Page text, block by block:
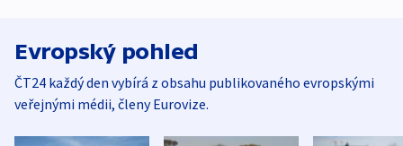
Evropský pohled
ČT24 každý den vybírá z obsahu publikovaného evropskými
veřejnými médii, členy Eurovize.